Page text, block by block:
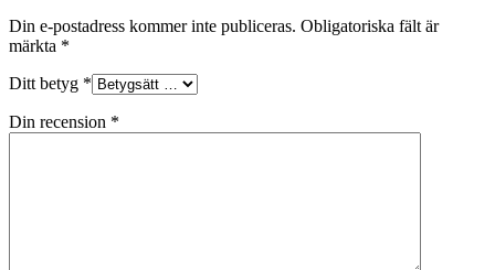
Din e-postadress kommer inte publiceras. Obligatoriska fält är
märkta *
Ditt betyg *
Din recension *